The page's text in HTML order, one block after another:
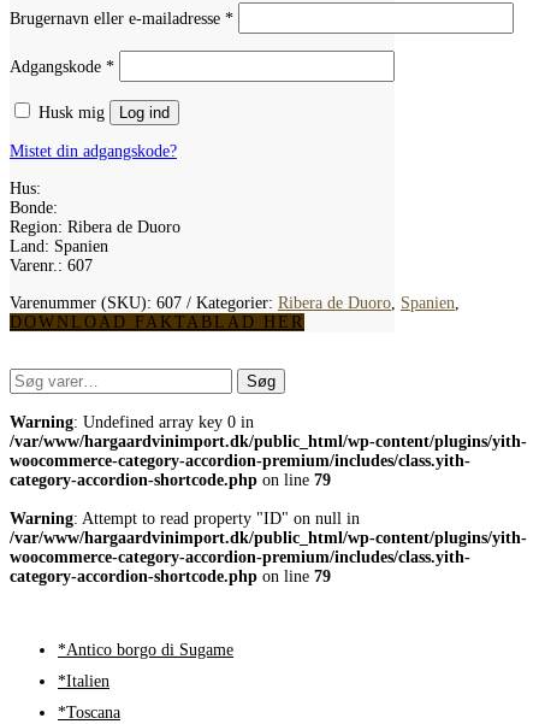
Brugernavn eller e-mailadresse *Påkrævet
Adgangskode *Påkrævet
Husk mig Log ind
Mistet din adgangskode?
Hus:
Bonde:
Region: Ribera de Duoro
Land: Spanien
Varenr.: 607
Varenummer (SKU): 607 Kategorier: Ribera de Duoro, Spanien,
DOWNLOAD FAKTABLAD HER
Søg
efter:
Søg
Warning: Undefined array key 0 in
/var/www/hargaardvinimport.dk/public_html/wp-content/plugins/yith-
woocommerce-category-accordion-premium/includes/class.yith-
category-accordion-shortcode.php on line 79
Warning: Attempt to read property "ID" on null in
/var/www/hargaardvinimport.dk/public_html/wp-content/plugins/yith-
woocommerce-category-accordion-premium/includes/class.yith-
category-accordion-shortcode.php on line 79
*Antico borgo di Sugame
*Italien
*Toscana